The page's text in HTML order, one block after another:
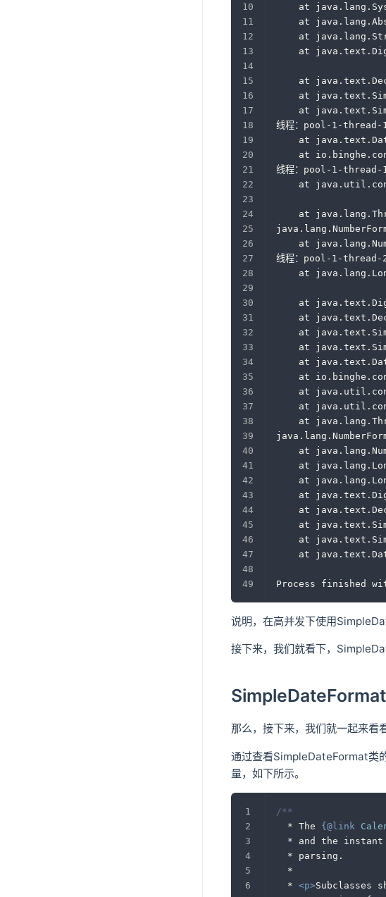
at
at
at
at
at
at
at
线程：pool-1-thread-
at
at
at
at
at
at
at
at
at
at
at
at
at
at
at
at
at
at
at
at
at
at
at
Process finished
说明，在高并发下使用
接下来，我们就看下，
SimpleDateFormat
那么，接下来，我们就一起来看
通过查看SimpleDateFormat类
量，如下所示。
/**
  * The
{ @link
* and the
  * parsing.
  *
  *
<p>